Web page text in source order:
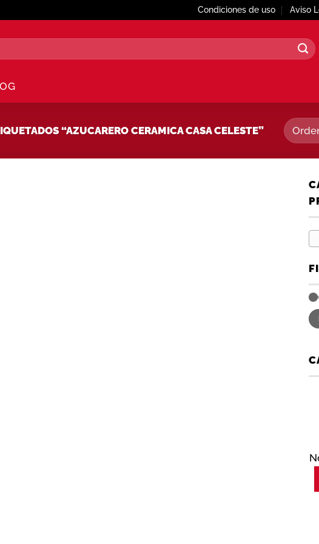
Condiciones de uso Aviso
“AZUCARERO CERAMICA CASA CELESTE”